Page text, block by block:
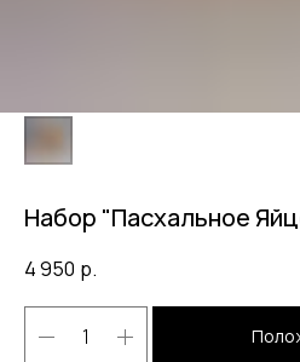
Набор "Пасхальное
4 950 р.